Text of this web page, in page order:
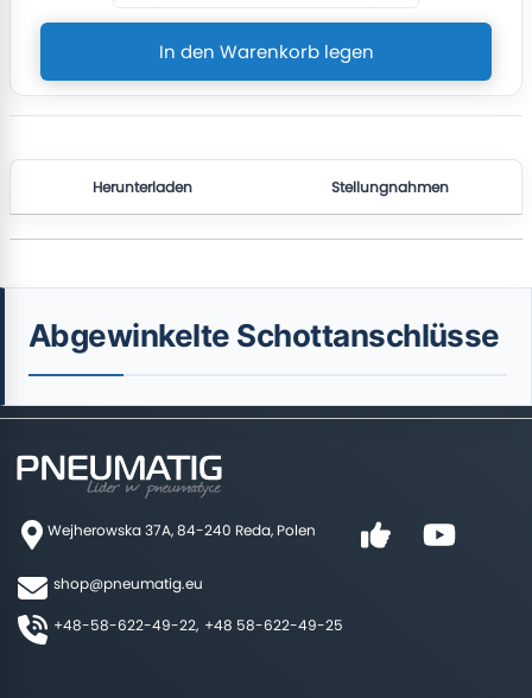
In den Warenkorb legen
Herunterladen Stellungnahmen
Abgewinkelte Schottanschlüsse
Wejherowska 37A, 84-240 Reda, Polen
shop@pneumatig.eu
+48-58-622-49-22, +48 58-622-49-25